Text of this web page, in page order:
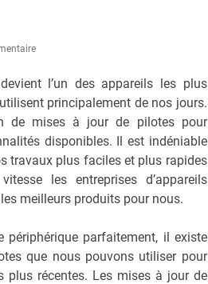
l’un des appareils les plus
principalement de nos jours.
de mises à jour de pilotes pour
disponibles. Il est indéniable
travaux plus faciles et plus rapides
les entreprises d’appareils
meilleurs produits pour nous.
périphérique parfaitement, il existe
que nous pouvons utiliser pour
récentes. Les mises à jour de